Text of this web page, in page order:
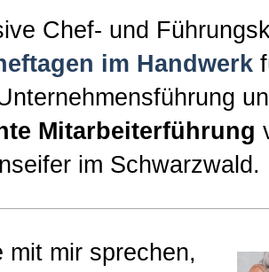
Chef- und
im Handwerk
Mitarbeiterführung
im Schwarzwald.
mit mir sprechen,